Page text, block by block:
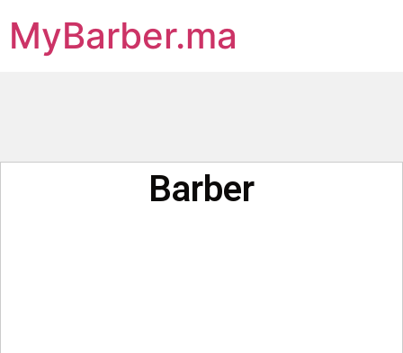
MyBarber.ma
Barber